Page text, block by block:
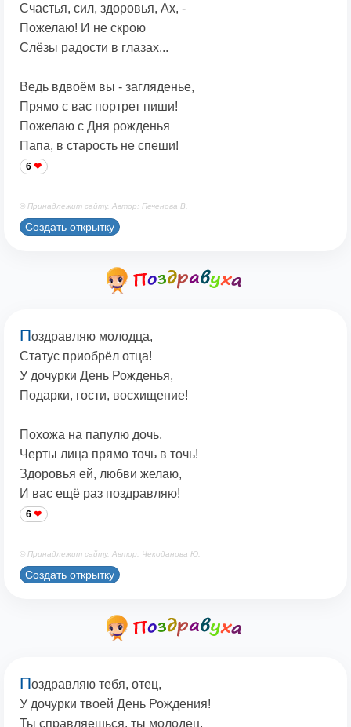
Счастья, сил, здоровья, Ах, -
Пожелаю! И не скрою
Слёзы радости в глазах...
Ведь вдвоём вы - загляденье,
Прямо с вас портрет пиши!
Пожелаю с Дня рожденья
Папа, в старость не спеши!
6
© Принадлежит сайту. Автор: Печенова В.
Создать открытку
Поздравляю молодца,
Статус приобрёл отца!
У дочурки День Рожденья,
Подарки, гости, восхищение!
Похожа на папулю дочь,
Черты лица прямо точь в точь!
Здоровья ей, любви желаю,
И вас ещё раз поздравляю!
6
© Принадлежит сайту. Автор: Чекоданова Ю.
Создать открытку
Поздравляю тебя, отец,
У дочурки твоей День Рождения!
Ты справляешься, ты молодец,